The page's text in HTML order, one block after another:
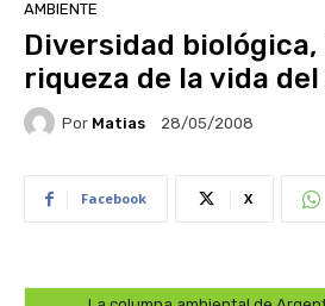
AMBIENTE
Diversidad biológica,
riqueza de la vida
Por Matias 28/05/2008
Facebook X